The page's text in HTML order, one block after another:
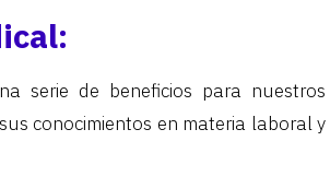
serie de beneficios para nuestros
conocimientos en materia laboral y